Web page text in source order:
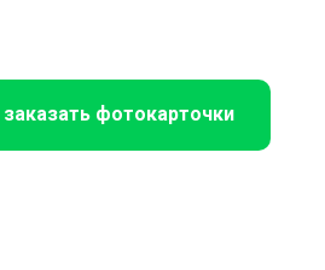
заказать фотокарточки